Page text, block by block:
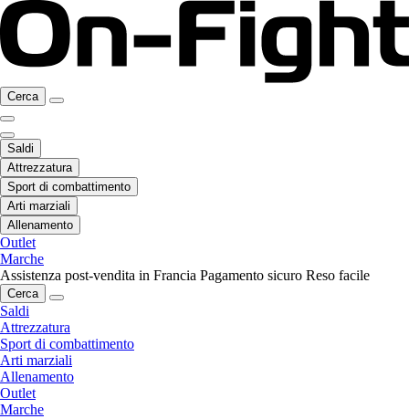
Cerca
Saldi
Attrezzatura
Sport di combattimento
Arti marziali
Allenamento
Outlet
Marche
Assistenza post-vendita in Francia Pagamento sicuro Reso facile
Cerca
Saldi
Attrezzatura
Sport di combattimento
Arti marziali
Allenamento
Outlet
Marche